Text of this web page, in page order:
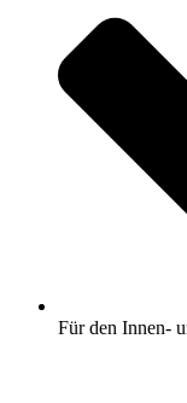
Für den Innen-